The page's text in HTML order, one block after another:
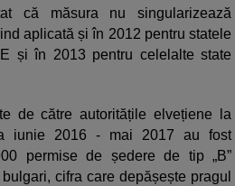
că măsura nu singularizează
aplicată și în 2012 pentru statele
și în 2013 pentru celelalte state
de către autoritățile elvețiene la
iunie 2016 - mai 2017 au fost
permise de ședere de tip „B”
cifra care depășește pragul